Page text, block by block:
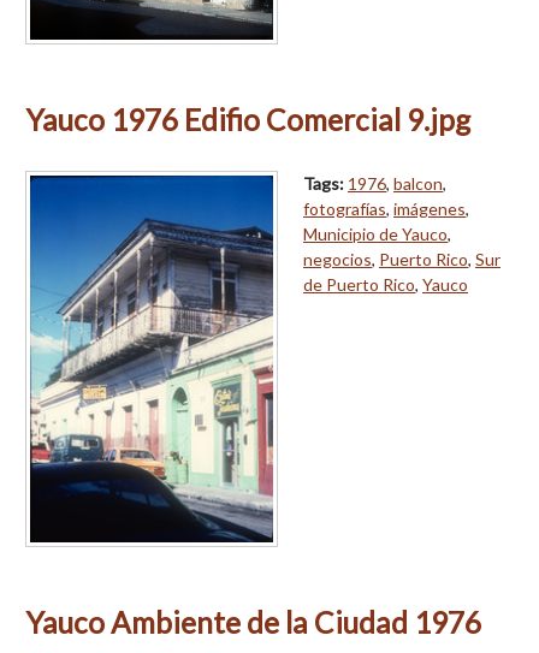
Yauco 1976 Edifio Comercial 9.jpg
Tags: 1976, balcon,
fotografías, imágenes,
Municipio de Yauco,
negocios, Puerto Rico, Sur
de Puerto Rico, Yauco
Yauco Ambiente de la Ciudad 1976